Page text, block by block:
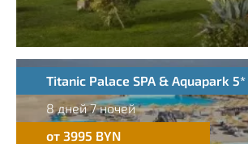
Titanic Palace SPA & Aquapark 5*
8 дней 7 ночей
от 3995 BYN